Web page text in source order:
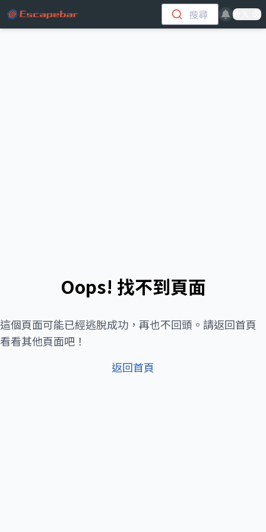
跳至主要內容
搜尋 登入
Oops! 找不到頁面
這個頁面可能已經逃脫成功，再也不回頭。請返回首頁
看看其他頁面吧！
返回首頁